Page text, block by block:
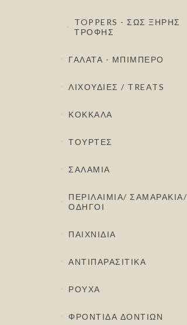
TOPPERS - ΣΩΣ ΞΗΡΗΣ
ΤΡΟΦΗΣ
ΓΑΛΑΤΑ - ΜΠΙΜΠΕΡΟ
ΛΙΧΟΥΔΙΕΣ / TREATS
ΚΟΚΚΑΛΑ
ΤΟΥΡΤΕΣ
ΣΑΛΑΜΙΑ
ΠΕΡΙΛΑΙΜΙΑ/ ΣΑΜΑΡΑΚΙΑ/
ΟΔΗΓΟΙ
ΠΑΙΧΝΙΔΙΑ
ΑΝΤΙΠΑΡΑΣΙΤΙΚΑ
ΡΟΥΧΑ
ΦΡΟΝΤΙΔΑ ΔΟΝΤΙΩΝ